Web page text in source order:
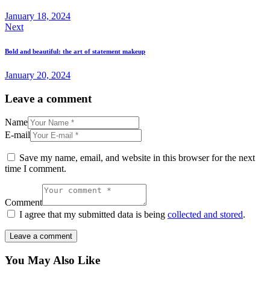
January 18, 2024
Next
Bold and beautiful: the art of statement makeup
January 20, 2024
Leave a comment
Name
E-mail
Save my name, email, and website in this browser for the next
time I comment.
Comment
I agree that my submitted data is being collected and stored.
You May Also Like